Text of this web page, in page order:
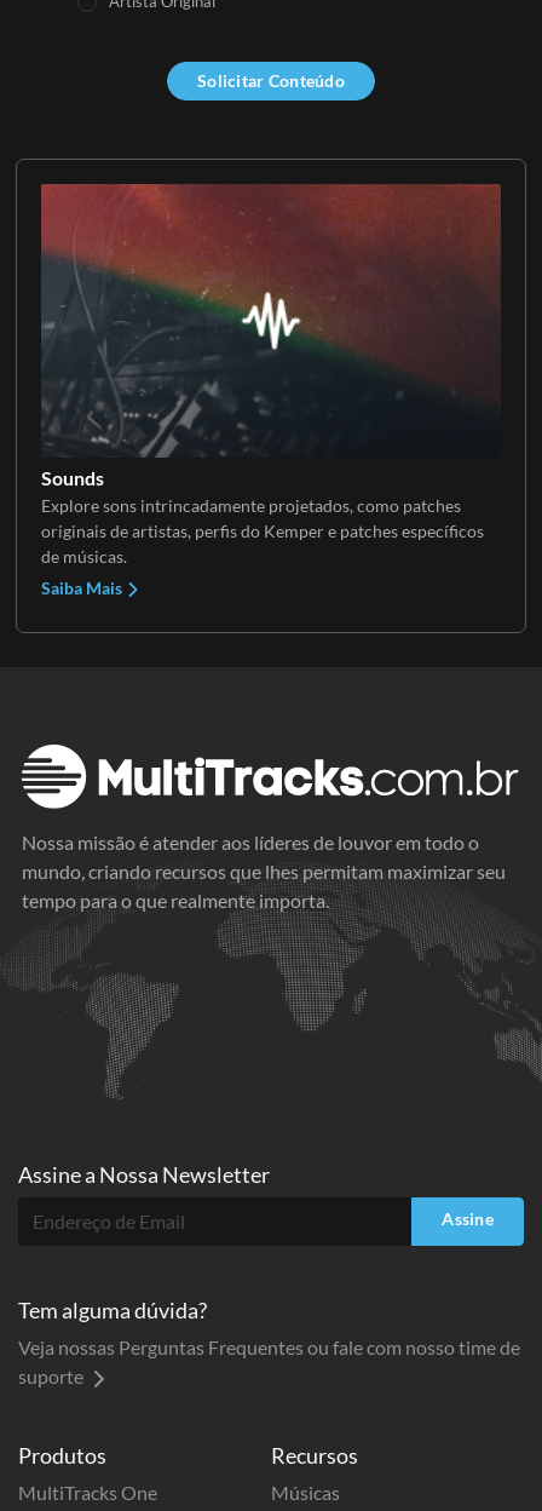
Sounds
Explore sons intrincadamente projetados, como patches
originais de artistas, perfis do Kemper e patches específicos
de músicas.
Saiba Mais
Solicitar Conteúdo
Nossa missão é atender aos líderes de louvor em todo o
mundo, criando recursos que lhes permitam maximizar seu
tempo para o que realmente importa.
Produtos
MultiTracks One
Recursos
Músicas
Assine a Nossa Newsletter
Assine
Tem alguma dúvida?
Veja nossas Perguntas Frequentes ou fale com nosso time de
suporte